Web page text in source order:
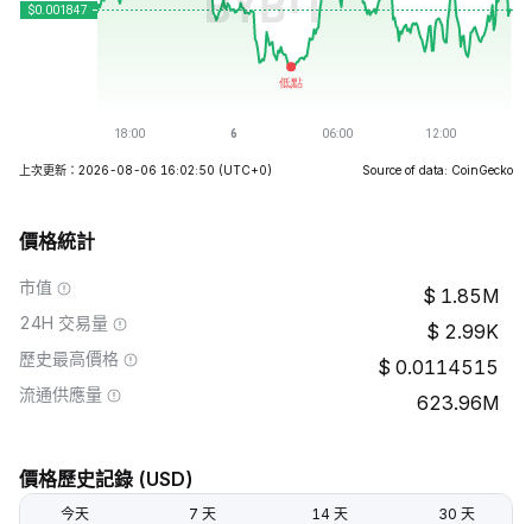
上次更新：2026-08-06 16:02:50 (UTC+0) Source of data: CoinGecko
價格統計
市值 1.85M
24H 交易量 2.99K
歷史最高價格 0.0114515
流通供應量 623.96M
價格歷史記錄 (USD)
今天 7 天 14 天 30 天